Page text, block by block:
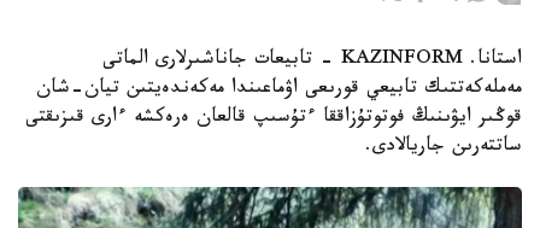
استانا. KAZINFORM - تابيعات جاناشىرلارى الماتى
مەملەكەتتىك تابيعي قورىعى اۋماعىندا مەكەندەيتىن تيان-شان
قوڭىر ايۋىنىڭ فوتوتۇزاققا ءتۇسىپ قالعان ەرەكشە ءارى قىزىقتى
ساتتەرىن جاريالادى.